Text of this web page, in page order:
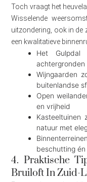
Toch vraagt het
Wisselende
uitzondering, ook in de
een kwalitatieve
Het Gulpdal
achtergronden
Wijngaarden
buitenlandse
Open
en vrijheid
Kasteeltuinen
natuur met
beschutting
4. Praktische
Bruiloft In Zuid-